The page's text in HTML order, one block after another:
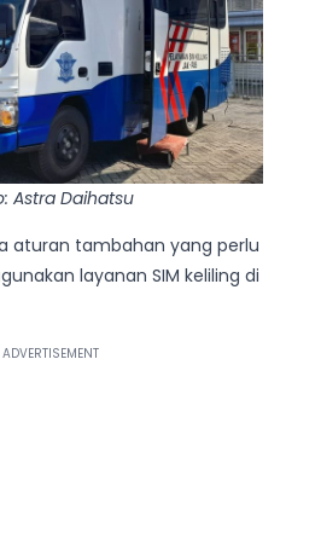
Astra Daihatsu
aturan tambahan yang perlu
layanan SIM keliling di